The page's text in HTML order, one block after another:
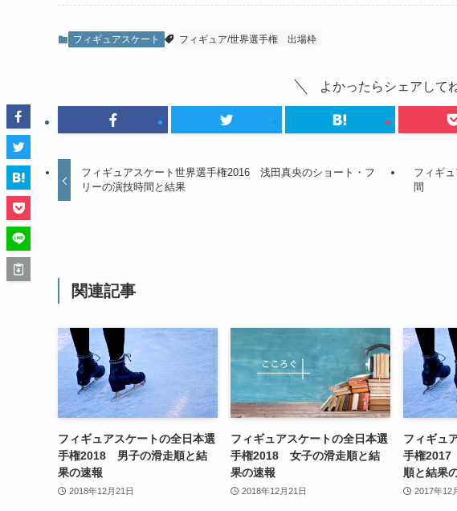
フィギュアスケート フィギュア/世界選手権 出場枠
よかったらシェアして
フィギュアスケート世界選手権2016 浅田真央のショート・フ
リーの演技時間と結果
フィギ
間
関連記事
フィギュアスケートの全日本選
手権2018 男子の滑走順と結
果の速報
2018年12月21日
フィギュアスケートの全日本選
手権2018 女子の滑走順と結
果の速報
2018年12月21日
フィギュ
手権2017
順と結果
2017年12